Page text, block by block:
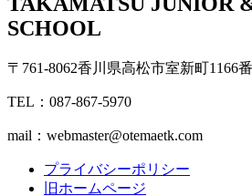
SCHOOL
〒761-8062香川県高松市室新町1166
TEL：087-867-5970
mail：webmaster@otemaetk.com
プライバシーポリシー
旧ホームページ